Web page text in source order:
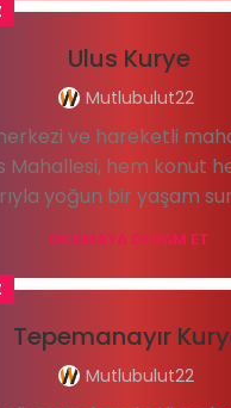
Ulus Kurye
Mutlubulut22
ve hareketli
Mahallesi, hem konut
yoğun bir yaşam
OKUMAYA DEVAM ET
Tepemanayır
Mutlubulut22